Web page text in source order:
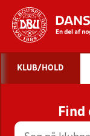
KLUB/HOLD